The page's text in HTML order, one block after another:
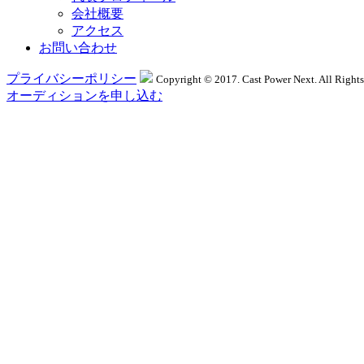
会社概要
アクセス
お問い合わせ
プライバシーポリシー Copyright © 2017. Cast Power Next. All Rights
オーディションを申し込む